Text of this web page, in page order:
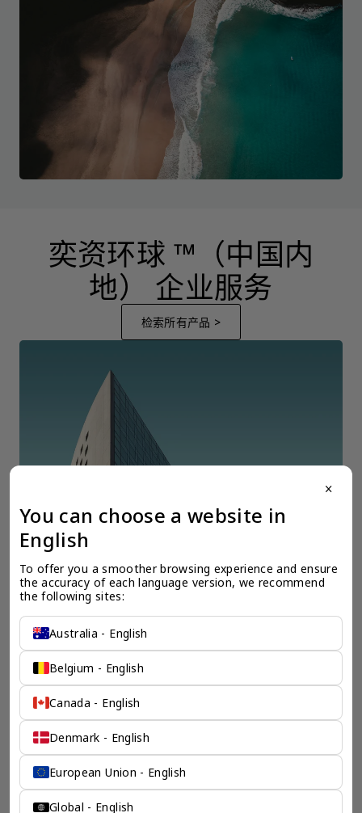
奕资环球 ™（中国内
地） 企业服务
检索所有产品 >
全球公司注册
我们的海外公司专家清楚的了解开设公司所需的必要材料，时间投入，所
需资本，以及其它政府规定的必须流程。我们会为您清楚的勾勒出您预期
海外公司的蓝图。
检索产品 >
chevron_left chevron_right
close
You can choose a website in
English
To offer you a smoother browsing experience and ensure
the accuracy of each language version, we recommend
the following sites:
Australia - English
Belgium - English
Canada - English
Denmark - English
European Union - English
Global - English